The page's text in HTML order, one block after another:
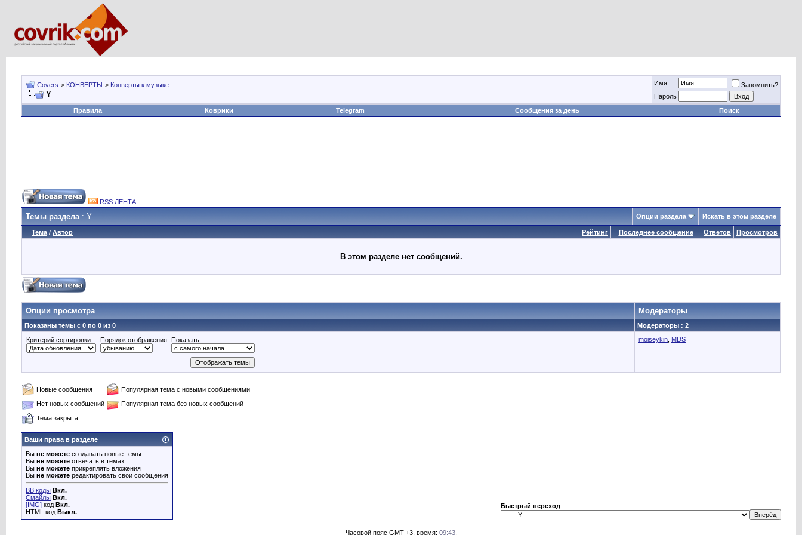
Covers > КОНВЕРТЫ > Конверты к музыке
Y
Имя
Запомнить?
Пароль
Правила
Коврики Telegram Сообщения за день Поиск
RSS ЛЕНТА
Темы раздела: Y Опции раздела Искать в этом разделе
Рейтинг
Тема / Автор Последнее сообщение Ответов Просмотров
В этом разделе нет сообщений.
Опции просмотра Модераторы
Показаны темы с 0 по 0 из 0
Модераторы : 2
Критерий сортировки
Порядок отображения Показать moiseykin MDS
Новые сообщения
Популярная тема с новыми сообщениями
Нет новых сообщений
Популярная тема без новых сообщений
Тема закрыта
Ваши права в разделе
Вы не можете создавать новые темы
Вы не можете отвечать в темах
Вы не можете прикреплять вложения
Вы не можете редактировать свои сообщения
BB коды Вкл.
Смайлы Вкл.
[IMG] код Вкл.
HTML код Выкл.
Быстрый переход
Часовой пояс GMT +3, время: 09:43.